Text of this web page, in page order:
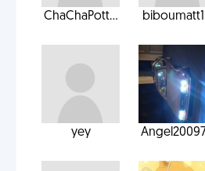
ChaChaPott...
yey